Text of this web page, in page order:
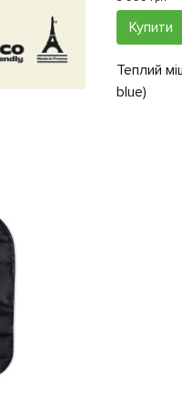
Купити
Теплий
blue)